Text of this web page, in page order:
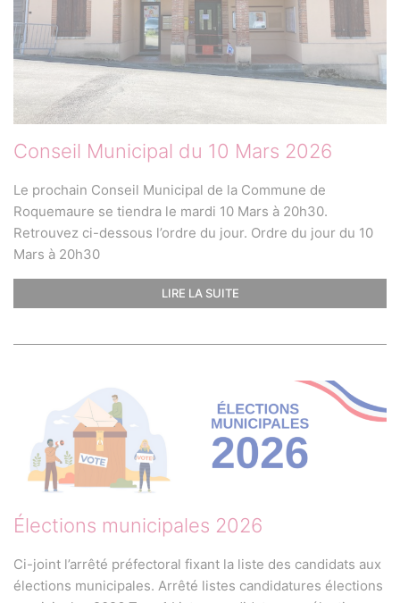
Conseil Municipal du 10 Mars 2026
Le prochain Conseil Municipal de la Commune de
Roquemaure se tiendra le mardi 10 Mars à 20h30.
Retrouvez ci-dessous l’ordre du jour. Ordre du jour du 10
Mars à 20h30
LIRE LA SUITE
Élections municipales 2026
Ci-joint l’arrêté préfectoral fixant la liste des candidats aux
élections municipales. Arrêté listes candidatures élections